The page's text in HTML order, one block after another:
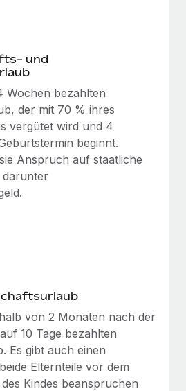
von Benefits
Produkten: Integration mit
Contractor Management
wir bei Remote Unternehmen
die beste...
in 19 Ländern
Marktführer im Bereich der
mobile Apps. Das...
und
Wochen bezahlten
der mit 70 % ihres
vergütet wird und 4
beginnt.
Anspruch auf staatliche
darunter
von 2 Monaten nach der
10 Tage bezahlten
Es gibt auch einen
Elternteile vor dem
Kindes beanspruchen